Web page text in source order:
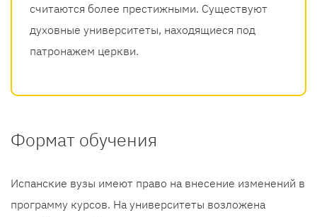
считаются более престижными. Существуют
духовные университеты, находящиеся под
патронажем церкви.
Формат обучения
Испанские вузы имеют право на внесение изменений в
программу курсов. На университеты возложена